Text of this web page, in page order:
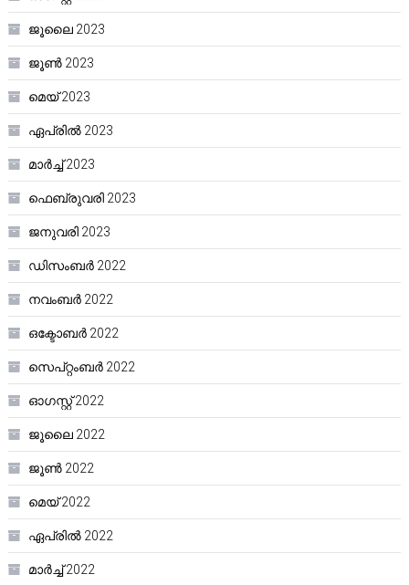
ജൂലൈ 2023
ജൂൺ 2023
മെയ്‌ 2023
ഏപ്രിൽ 2023
മാർച്ച്‌ 2023
ഫെബ്രുവരി 2023
ജനുവരി 2023
ഡിസംബർ 2022
നവംബർ 2022
ഒക്ടോബർ 2022
സെപ്റ്റംബർ 2022
ഓഗസ്റ്റ്‌ 2022
ജൂലൈ 2022
ജൂൺ 2022
മെയ്‌ 2022
ഏപ്രിൽ 2022
മാർച്ച്‌ 2022